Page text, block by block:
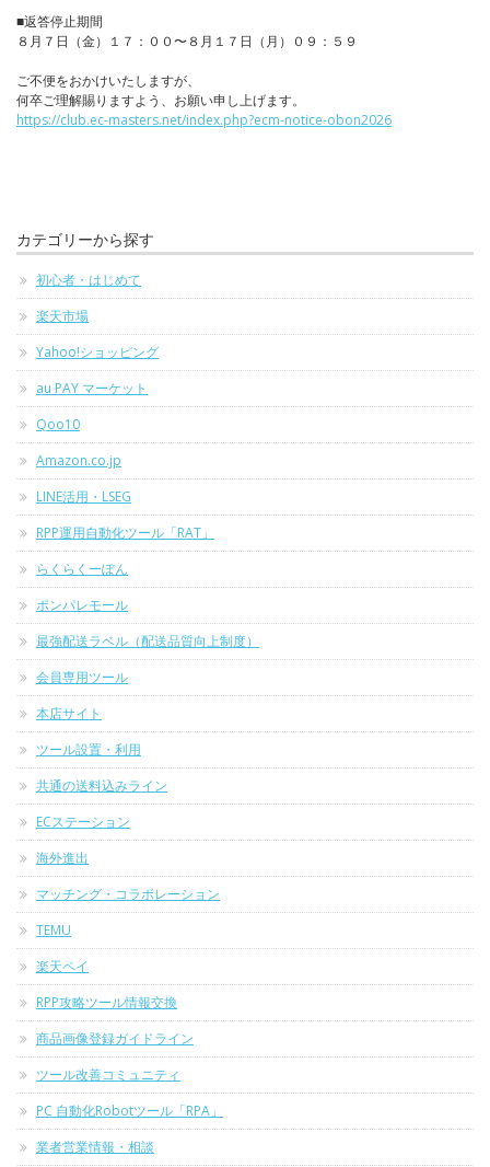
■返答停止期間
８月７日（金）１７：００〜８月１７日（月）０９：５９
ご不便をおかけいたしますが、
何卒ご理解賜りますよう、お願い申し上げます。
https://club.ec-masters.net/index.php?ecm-notice-obon2026
カテゴリーから探す
初心者・はじめて
楽天市場
Yahoo!ショッピング
au PAY マーケット
Qoo10
Amazon.co.jp
LINE活用・LSEG
RPP運用自動化ツール「RAT」
らくらくーぽん
ポンパレモール
最強配送ラベル（配送品質向上制度）
会員専用ツール
本店サイト
ツール設置・利用
共通の送料込みライン
ECステーション
海外進出
マッチング・コラボレーション
TEMU
楽天ペイ
RPP攻略ツール情報交換
商品画像登録ガイドライン
ツール改善コミュニティ
PC 自動化Robotツール「RPA」
業者営業情報・相談